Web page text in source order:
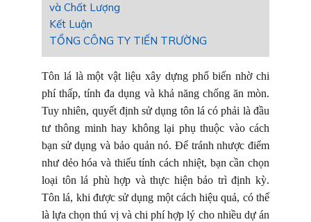
và Chất Lượng
Kết Luận
TỔNG CÔNG TY TIẾN TRƯỜNG
Tôn lá là một vật liệu xây dựng phổ biến nhờ chi
phí thấp, tính đa dụng và khả năng chống ăn mòn.
Tuy nhiên, quyết định sử dụng tôn lá có phải là đầu
tư thông minh hay không lại phụ thuộc vào cách
bạn sử dụng và bảo quản nó. Để tránh nhược điểm
như dẻo hóa và thiếu tính cách nhiệt, bạn cần chọn
loại tôn lá phù hợp và thực hiện bảo trì định kỳ.
Tôn lá, khi được sử dụng một cách hiệu quả, có thể
là lựa chọn thú vị và chi phí hợp lý cho nhiều dự án